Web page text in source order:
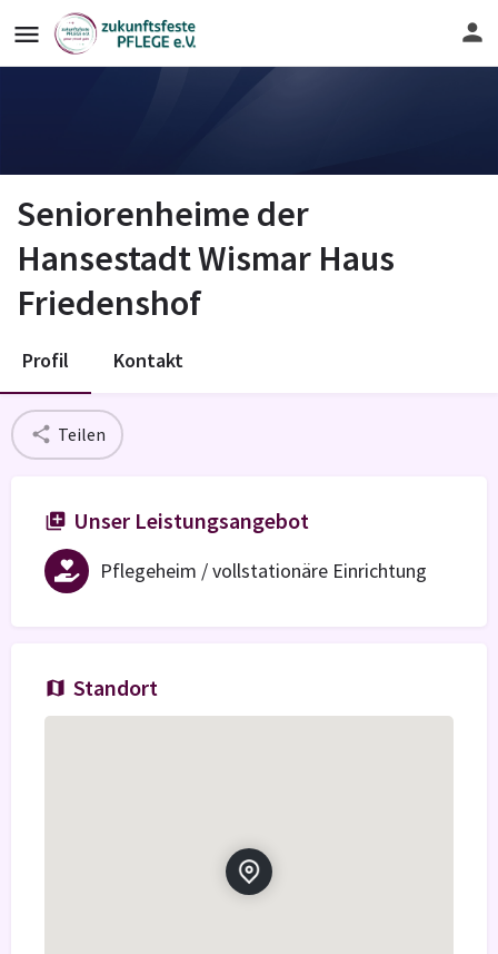
Seniorenheime der
Hansestadt Wismar Haus
Friedenshof
Profil Kontakt
Teilen
Unser Leistungsangebot
Pflegeheim / vollstationäre Einrichtung
Standort